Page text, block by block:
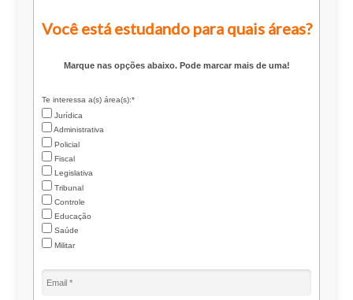
Você está estudando para quais áreas?
Marque nas opções abaixo. Pode marcar mais de uma!
Te interessa a(s) área(s):*
Jurídica
Administrativa
Policial
Fiscal
Legislativa
Tribunal
Controle
Educação
Saúde
Militar